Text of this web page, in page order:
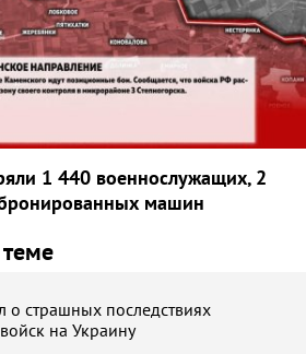
1 440 военнослужащих, 2
машин
о страшных последствиях
на Украину